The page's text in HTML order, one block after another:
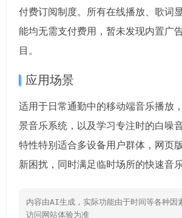
付费订阅制度。所有在线播放、歌词
能均无需支付费用，暂未发现内置广
目。
应用场景
适用于日常通勤中的移动端音乐播放
景音乐系统，以及学习专注时的白噪
特性特别适合多设备用户群体，网页
新困扰，同时满足临时场所的快速音
内容由AI生成，实际功能由于时间等各种因
访问网站体验为准